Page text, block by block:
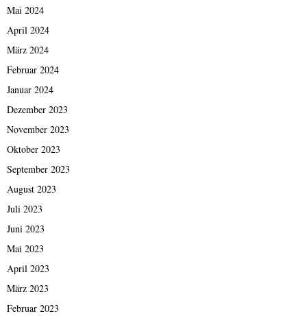
Mai 2024
April 2024
März 2024
Februar 2024
Januar 2024
Dezember 2023
November 2023
Oktober 2023
September 2023
August 2023
Juli 2023
Juni 2023
Mai 2023
April 2023
März 2023
Februar 2023